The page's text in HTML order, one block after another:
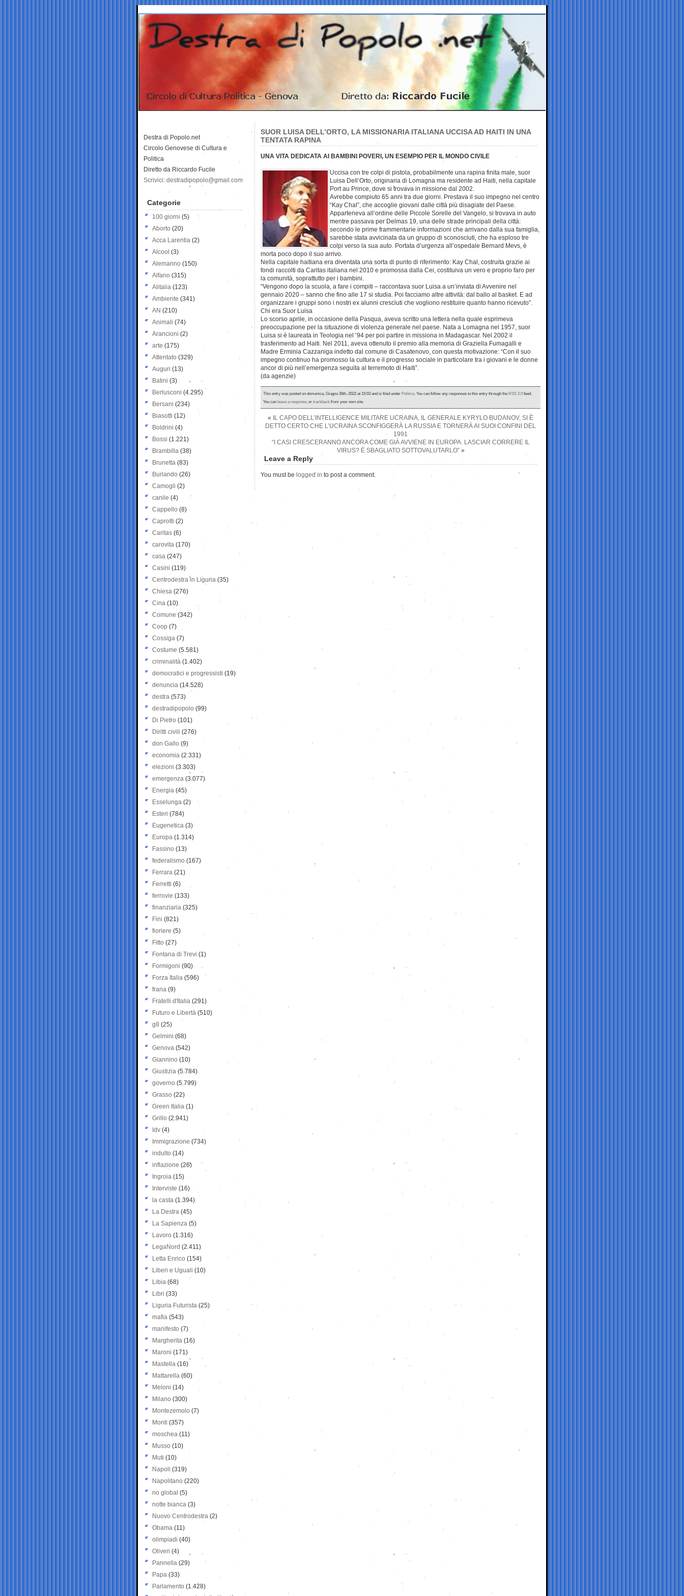
SUOR LUISA DELL’ORTO, LA MISSIONARIA ITALIANA UCCISA AD HAITI IN UNA
TENTATA RAPINA
UNA VITA DEDICATA AI BAMBINI POVERI, UN ESEMPIO PER IL MONDO CIVILE
Uccisa con tre colpi di pistola, probabilmente una rapina finita male, suor
Luisa Dell’Orto, originaria di Lomagna ma residente ad Haiti, nella capitale
Port au Prince, dove si trovava in missione dal 2002.
Avrebbe compiuto 65 anni tra due giorni. Prestava il suo impegno nel centro
“Kay Chal”, che accoglie giovani dalle città più disagiate del Paese.
Apparteneva all’ordine delle Piccole Sorelle del Vangelo, si trovava in auto
mentre passava per Delmas 19, una delle strade principali della città:
secondo le prime frammentarie informazioni che arrivano dalla sua famiglia,
sarebbe stata avvicinata da un gruppo di sconosciuti, che ha esploso tre
colpi verso la sua auto. Portata d’urgenza all’ospedale Bernard Mevs, è
morta poco dopo il suo arrivo.
Nella capitale haitiana era diventata una sorta di punto di riferimento: Kay Chal, costruita grazie ai
fondi raccolti da Caritas italiana nel 2010 e promossa dalla Cei, costituiva un vero e proprio faro per
la comunità, soprattutto per i bambini.
“Vengono dopo la scuola, a fare i compiti – raccontava suor Luisa a un’inviata di Avvenire nel
gennaio 2020 – sanno che fino alle 17 si studia. Poi facciamo altre attività: dal ballo al basket. E ad
organizzare i gruppi sono i nostri ex alunni cresciuti che vogliono restituire quanto hanno ricevuto”.
Chi era Suor Luisa
Lo scorso aprile, in occasione della Pasqua, aveva scritto una lettera nella quale esprimeva
preoccupazione per la situazione di violenza generale nel paese. Nata a Lomagna nel 1957, suor
Luisa si è laureata in Teologia nel ’94 per poi partire in missiona in Madagascar. Nel 2002 il
trasferimento ad Haiti. Nel 2011, aveva ottenuto il premio alla memoria di Graziella Fumagalli e
Madre Erminia Cazzaniga indetto dal comune di Casatenovo, con questa motivazione: “Con il suo
impegno continuo ha promosso la cultura e il progresso sociale in particolare tra i giovani e le donne
ancor di più nell’emergenza seguita al terremoto di Haiti”.
(da agenzie)
This entry was posted on domenica, Giugno 26th, 2022 at 15:03 and is filed underPolitica. You can follow any responses to this entry through theRSS 2.0feed.
You canleave a response, ortrackbackfrom your own site.
«
IL CAPO DELL’INTELLIGENCE MILITARE UCRAINA, IL GENERALE KYRYLO BUDANOV, SI È
DETTO CERTO CHE L’UCRAINA SCONFIGGERÀ LA RUSSIA E TORNERÀ AI SUOI CONFINI DEL
1991
“I CASI CRESCERANNO ANCORA COME GIÀ AVVIENE IN EUROPA. LASCIAR CORRERE IL
VIRUS? È SBAGLIATO SOTTOVALUTARLO”»
Leave a Reply
You must be logged in to post a comment.
Destra di Popolo.net
Circolo Genovese di Cultura e
Politica
Diretto da Riccardo Fucile
Scrivici: destradipopolo@gmail.com
Categorie
100 giorni (5)
Aborto (20)
Acca Larentia (2)
Alcool (3)
Alemanno (150)
Alfano (315)
Alitalia (123)
Ambiente (341)
AN (210)
Animali (74)
Arancioni (2)
arte (175)
Attentato (329)
Auguri (13)
Batini (3)
Berlusconi (4.295)
Bersani (234)
Biasotti (12)
Boldrini (4)
Bossi (1.221)
Brambilla (38)
Brunetta (83)
Burlando (26)
Camogli (2)
canile (4)
Cappello (8)
Caprotti (2)
Caritas (6)
carovita (170)
casa (247)
Casini (119)
Centrodestra in Liguria (35)
Chiesa (276)
Cina (10)
Comune (342)
Coop (7)
Cossiga (7)
Costume (5.581)
criminalità (1.402)
democratici e progressisti (19)
denuncia (14.528)
destra (573)
destradipopolo (99)
Di Pietro (101)
Diritti civili (276)
don Gallo (9)
economia (2.331)
elezioni (3.303)
emergenza (3.077)
Energia (45)
Esselunga (2)
Esteri (784)
Eugenetica (3)
Europa (1.314)
Fassino (13)
federalismo (167)
Ferrara (21)
Ferretti (6)
ferrovie (133)
finanziaria (325)
Fini (821)
fioriere (5)
Fitto (27)
Fontana di Trevi (1)
Formigoni (90)
Forza Italia (596)
frana (9)
Fratelli d'Italia (291)
Futuro e Libertà (510)
g8 (25)
Gelmini (68)
Genova (542)
Giannino (10)
Giustizia (5.784)
governo (5.799)
Grasso (22)
Green Italia (1)
Grillo (2.941)
Idv (4)
Immigrazione (734)
indulto (14)
inflazione (26)
Ingroia (15)
Interviste (16)
la casta (1.394)
La Destra (45)
La Sapienza (5)
Lavoro (1.316)
LegaNord (2.411)
Letta Enrico (154)
Liberi e Uguali (10)
Libia (68)
Libri (33)
Liguria Futurista (25)
mafia (543)
manifesto (7)
Margherita (16)
Maroni (171)
Mastella (16)
Mattarella (60)
Meloni (14)
Milano (300)
Montezemolo (7)
Monti (357)
moschea (11)
Musso (10)
Muti (10)
Napoli (319)
Napolitano (220)
no global (5)
notte bianca (3)
Nuovo Centrodestra (2)
Obama (11)
olimpiadi (40)
Oliveri (4)
Pannella (29)
Papa (33)
Parlamento (1.428)